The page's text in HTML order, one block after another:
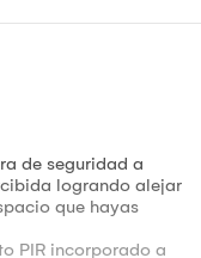
de seguridad a
logrando alejar
que hayas
PIR incorporado a